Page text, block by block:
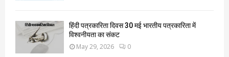
हिंदी पत्रकारिता दिवस 30 मई भारतीय पत्रकारिता में
विश्वनीयता का संकट
May 29, 2026 0